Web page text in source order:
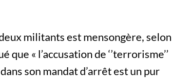
militants est mensongère, selon
« l’accusation de ‘’terrorisme’’
son mandat d’arrêt est un pur